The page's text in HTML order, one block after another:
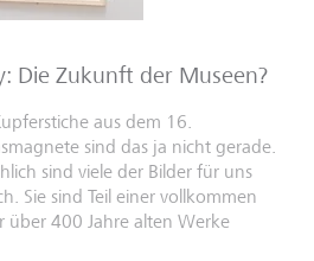
Die Zukunft der Museen?
aus dem 16.
sind das ja nicht gerade.
sind viele der Bilder für uns
Sie sind Teil einer vollkommen
über 400 Jahre alten Werke